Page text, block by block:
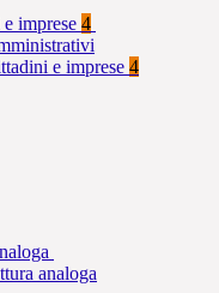
imprese 4
e imprese 4
analoga